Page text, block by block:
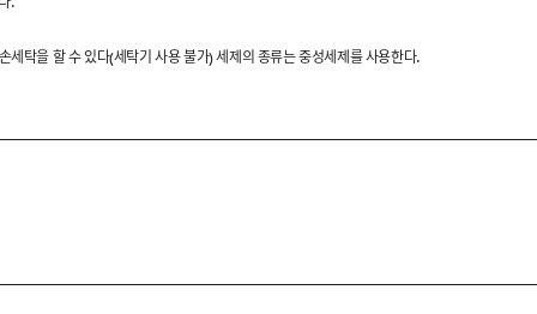
세탁을 할 수 있다(세탁기 사용 불가) 세제의 종류는 중성세제를 사용한다.